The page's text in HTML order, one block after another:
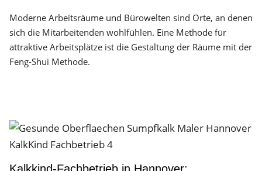
Moderne Arbeitsräume und Bürowelten sind Orte, an denen
sich die Mitarbeitenden wohlfühlen. Eine Methode für
attraktive Arbeitsplätze ist die Gestaltung der Räume mit der
Feng-Shui Methode.